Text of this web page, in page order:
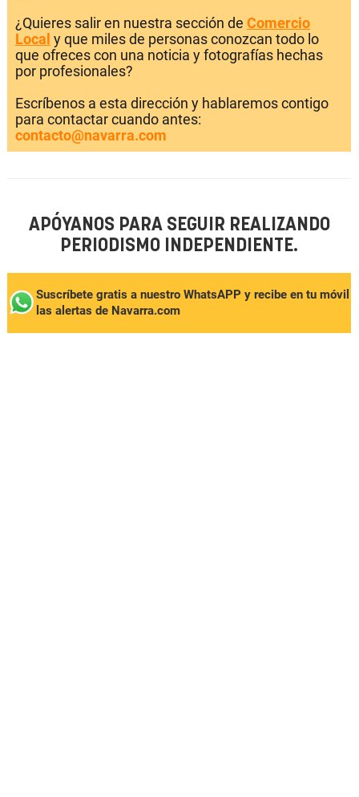
¿Quieres salir en nuestra sección de Comercio
Local y que miles de personas conozcan todo lo
que ofreces con una noticia y fotografías hechas
por profesionales?
Escríbenos a esta dirección y hablaremos contigo
para contactar cuando antes:
contacto@navarra.com
APÓYANOS PARA SEGUIR REALIZANDO
PERIODISMO INDEPENDIENTE.
Suscríbete gratis a nuestro WhatsAPP y recibe en tu móvil
las alertas de Navarra.com